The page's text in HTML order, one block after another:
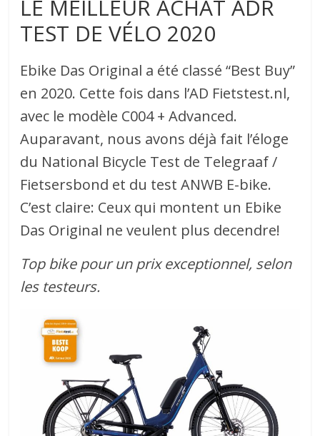
LE MEILLEUR ACHAT ADR
TEST DE VÉLO 2020
Ebike Das Original a été classé “Best Buy”
en 2020. Cette fois dans l’AD Fietstest.nl,
avec le modèle C004 + Advanced.
Auparavant, nous avons déjà fait l’éloge
du National Bicycle Test de Telegraaf /
Fietsersbond et du test ANWB E-bike.
C’est claire: Ceux qui montent un Ebike
Das Original ne veulent plus decendre!
Top bike pour un prix exceptionnel, selon
les testeurs.